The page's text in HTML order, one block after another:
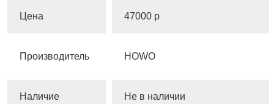
Цена 47000 р
Производитель HOWO
Наличие Не в наличии